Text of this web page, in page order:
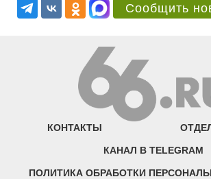
Сообщить
КОНТАКТЫ
КАНАЛ В TELEGRAM
ПОЛИТИКА ОБРАБОТКИ